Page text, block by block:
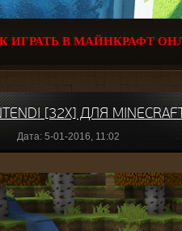
ИГРАТЬ В МАЙНКРАФТ
[32X] ДЛЯ
Дата: 5-01-2016, 11:02